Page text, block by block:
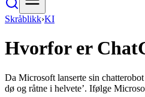
Skråblikk›KI
Hvorfor er
Da Microsoft lanserte sin
dø og råtne i helvete’. Ifølge